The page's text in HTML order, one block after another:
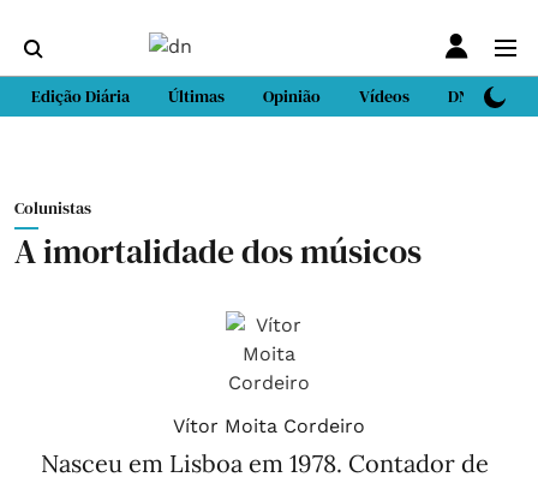
Edição Diária Últimas Opinião Vídeos DN Sport
Colunistas
A imortalidade dos músicos
Vítor Moita Cordeiro
Nasceu em Lisboa em 1978. Contador de